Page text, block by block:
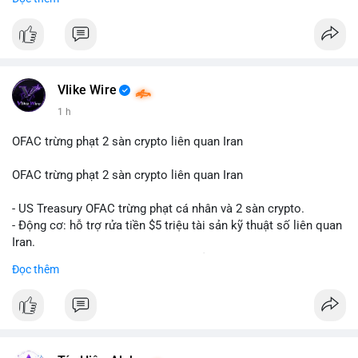
#btcmempool65k
hàng năm (CAGR) ấn tượng lên tới 20,2%.
Điều gì đang thúc đẩy sự tăng trưởng vượt bậc này? Hãy cùng
Vlike Wire
1 h
OFAC trừng phạt 2 sàn crypto liên quan Iran
OFAC trừng phạt 2 sàn crypto liên quan Iran
- US Treasury OFAC trừng phạt cá nhân và 2 sàn crypto.
- Động cơ: hỗ trợ rửa tiền $5 triệu tài sản kỹ thuật số liên quan
Iran.
- Tác động: rủi ro cho thị trường crypto, tăng áp lực pháp lý.
#binancesquare
Đọc thêm